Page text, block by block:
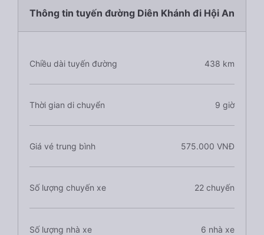
Thông tin tuyến đường Diên Khánh đi Hội An
Chiều dài tuyến đường 438 km
Thời gian di chuyển 9 giờ
Giá vé trung bình 575.000 VNĐ
Số lượng chuyến xe 22 chuyến
Số lượng nhà xe 6 nhà xe